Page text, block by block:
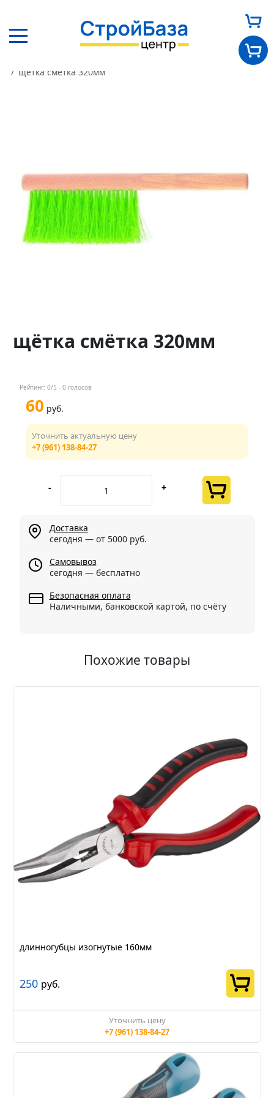
Оплата и доставка
+7 (961) 138-84-27
щётка смётка 320мм
щётка смётка 320мм
Рейтинг: 0/5 - 0 голосов
60 руб.
Уточнить актуальную цену
+7 (961) 138-84-27
- +
Доставка
сегодня — от 5000 руб.
Самовывоз
сегодня — бесплатно
Безопасная оплата
Наличными, банковской картой, по счёту
Похожие товары
длинногубцы изогнутые 160мм
250 руб.
Уточнить цену
+7 (961) 138-84-27